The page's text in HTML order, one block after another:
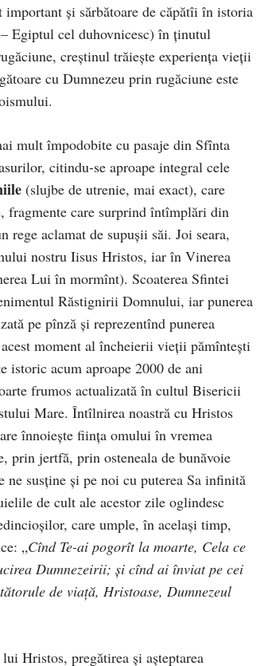
şi sărbătoare de căpătîi în istoria
Egiptul cel duhovnicesc) în ţinutul
creştinul trăieşte experienţa vieţii
cu Dumnezeu prin rugăciune este
mult împodobite cu pasaje din Sfînta
citindu-se aproape integral cele
(slujbe de utrenie, mai exact), care
care surprind întîmplări din
aclamat de supuşii săi. Joi seara,
nostru Iisus Hristos, iar în Vinerea
Lui în mormînt). Scoaterea Sfintei
Răstignirii Domnului, iar punerea
pe pînză şi reprezentînd punerea
moment al încheierii vieţii pămînteşti
istoric acum aproape 2000 de ani
frumos actualizată în cultul Bisericii
Mare. Întîlnirea noastră cu Hristos
înnoieşte fiinţa omului în vremea
prin jertfă, prin osteneala de bunăvoie
susţine şi pe noi cu puterea Sa infinită
de cult ale acestor zile oglindesc
care umple, în acelaşi timp,
„Cînd Te-ai pogorît la moarte, Cela ce
Dumnezeirii; şi cînd ai înviat pe cei
de viaţă, Hristoase, Dumnezeul
Hristos, pregătirea şi aşteptarea